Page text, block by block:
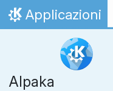
Passa al contenuto
Pagina iniziale
Applicazioni
Alpaka